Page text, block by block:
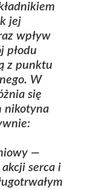
jej
wpływ
płodu
z punktu
W
się
nikotyna
—
serca i